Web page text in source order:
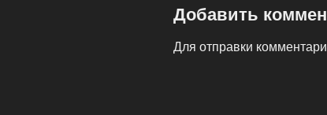
Добавить
Для отправки